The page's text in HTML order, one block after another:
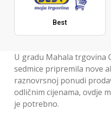
Best
U gradu Mahala trgovina
sedmice pripremila nove
raznovrsnoj ponudi
odličnim cijenama, ovdje
je potrebno.